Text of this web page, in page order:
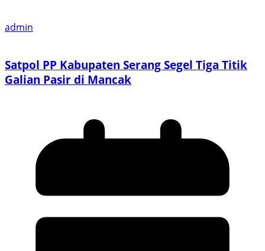
admin
Satpol PP Kabupaten Serang Segel Tiga Titik
Galian Pasir di Mancak